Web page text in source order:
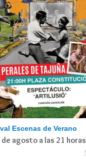
Escenas de Verano
de agosto a las 21 horas